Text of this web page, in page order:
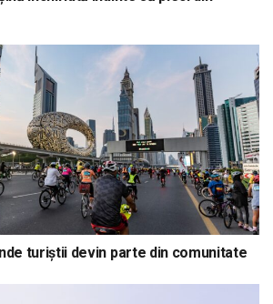
turiștii devin parte din comunitate